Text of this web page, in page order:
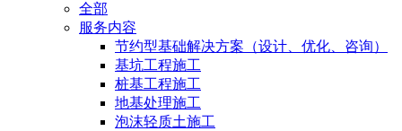
全部
服务内容
节约型基础解决方案（设计、优化、咨询）
基坑工程施工
桩基工程施工
地基处理施工
泡沫轻质土施工